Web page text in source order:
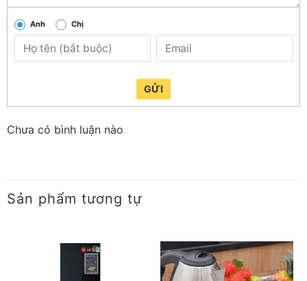
bảo tuổi thọ của bình. Lưu ý,
chân đế cung cấp.
Anh Chị
GỬI
Chưa có bình luận nào
Sản phẩm tương tự